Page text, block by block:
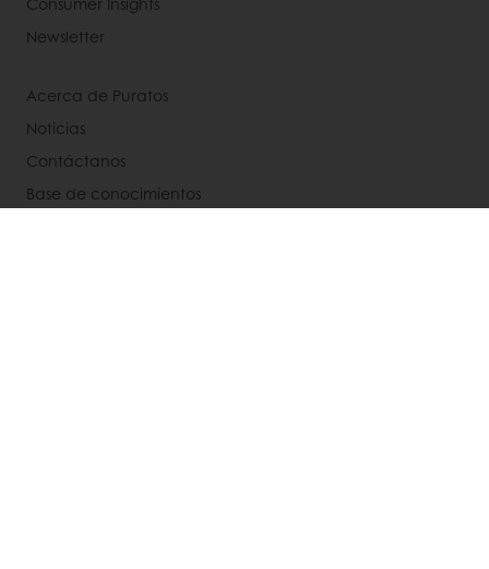
Newsletter
Acerca de Puratos
Noticias
Contáctanos
Base de conocimientos